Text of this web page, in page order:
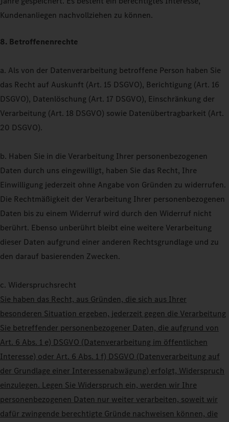
Kundenanliegen nachvollziehen zu können.
8. Betroffenenrechte
a. Als von der Datenverarbeitung betroffene Person haben Sie
das Recht auf Auskunft (Art. 15 DSGVO), Berichtigung (Art. 16
DSGVO), Datenlöschung (Art. 17 DSGVO), Einschränkung der
Verarbeitung (Art. 18 DSGVO) sowie Datenübertragbarkeit (Art.
20 DSGVO).
b. Haben Sie in die Verarbeitung Ihrer personenbezogenen
Daten durch uns eingewilligt, haben Sie das Recht, Ihre
Einwilligung jederzeit ohne Angabe von Gründen zu widerrufen.
Die Rechtmäßigkeit der Verarbeitung Ihrer personenbezogenen
Daten bis zu einem Widerruf wird durch den Widerruf nicht
berührt. Ebenso unberührt bleibt eine weitere Verarbeitung
dieser Daten aufgrund einer anderen Rechtsgrundlage und zu
den darauf basierenden Zwecken.
c. Widerspruchsrecht
Sie haben das Recht, aus Gründen, die sich aus Ihrer
besonderen Situation ergeben, jederzeit gegen die Verarbeitung
Sie betreffender personenbezogener Daten, die aufgrund von
Art. 6 Abs. 1 e) DSGVO (Datenverarbeitung im öffentlichen
Interesse) oder Art. 6 Abs. 1 f) DSGVO (Datenverarbeitung auf
der Grundlage einer Interessenabwägung) erfolgt, Widerspruch
einzulegen. Legen Sie Widerspruch ein, werden wir Ihre
personenbezogenen Daten nur weiter verarbeiten, soweit wir
dafür zwingende berechtigte Gründe nachweisen können, die